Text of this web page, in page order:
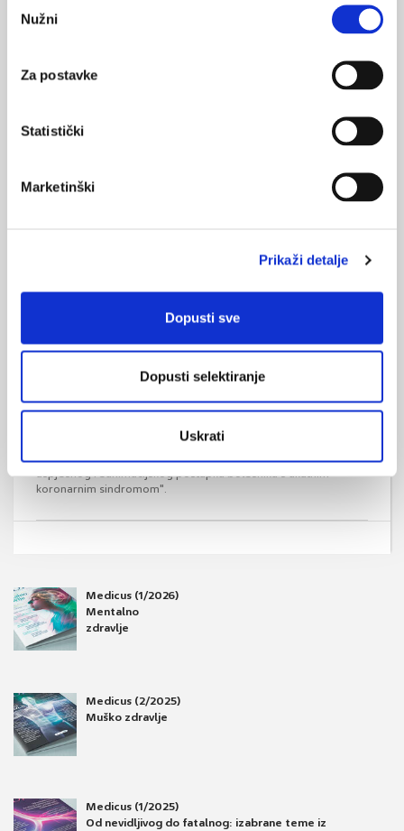
pristanka
Nužni
Za postavke
Statistički
Marketinški
Prikaži detalje
Dopusti sve
Dopusti selektiranje
Uskrati
napravilo e-tečaj za liječnike: Arterijska hipertenzija - novosti u
liječenju.
Tečaj "Inicijalno zbrinjavanje bolesnika s
akutnim koronarnim sindromom"
bolničkog centra "Sestre milosrdnice" u Zagrebu održan je
tečaj I. kategorije Medicinskog fakulteta Sveučilišta u Zagrebu
pod naslovom "Inicijalno zbrinjavanje bolesnika s akutnim
koronarnim sindromom ili od ranog prepoznavanja do
uspješnog reanimacijskog postupka bolesnika s akutnim
koronarnim sindromom".
Medicus (1/2026)
Mentalno
zdravlje
Medicus (2/2025)
Muško zdravlje
Medicus (1/2025)
Od nevidljivog do fatalnog: izabrane teme iz